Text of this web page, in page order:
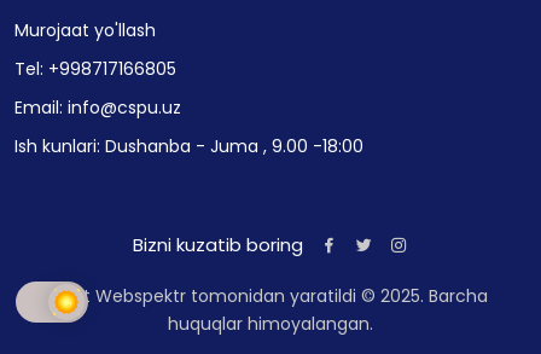
Murojaat yo'llash
Tel: +998717166805
Email: info@cspu.uz
Ish kunlari: Dushanba - Juma , 9.00 -18:00
Bizni kuzatib boring
Sayt Webspektr tomonidan yaratildi © 2025. Barcha
huquqlar himoyalangan.